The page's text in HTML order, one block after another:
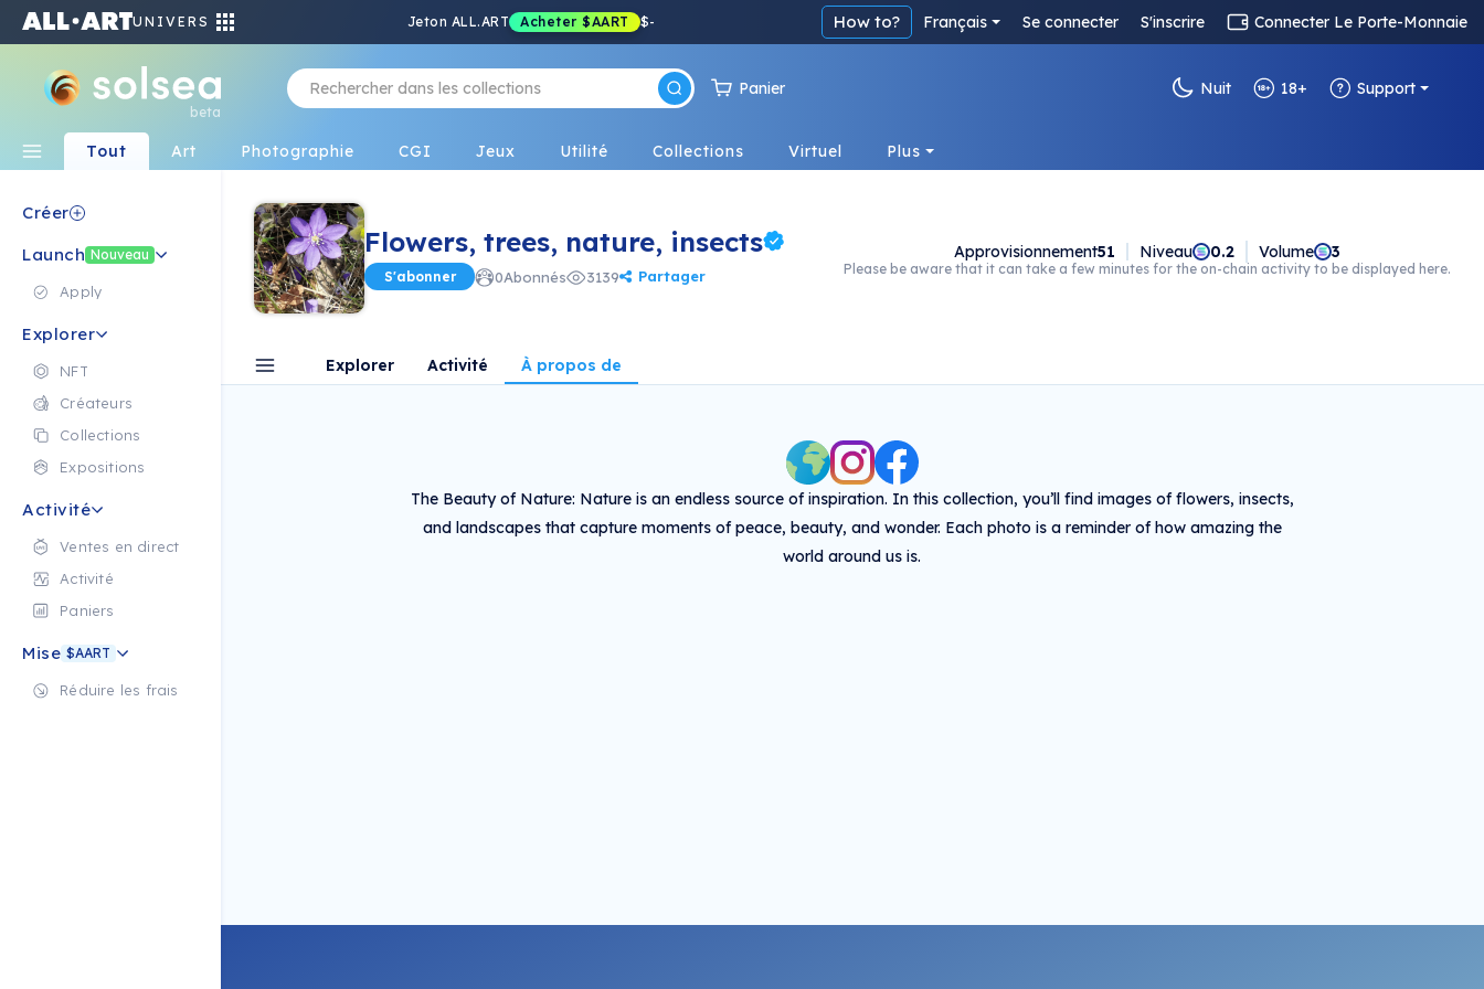
UNIVERS Jeton ALL.ART Acheter $AART $- How to? Français Se connecter S'inscrire Connecter Le Porte-Monnaie
beta
Panier Nuit 18+ Support
Tout Art Photographie CGI Jeux Utilité Collections Virtuel Plus
Créer
Launch Nouveau
Apply
Explorer
NFT
Créateurs
Collections
Expositions
Activité
Ventes en direct
Activité
Paniers
Mise $AART
Réduire les frais
Flowers, trees, nature, insects
S'abonner 0Abonnés 3139 Partager
Approvisionnement51 Niveau 0.2 Volume 3
Please be aware that it can take a few minutes for the on-chain activity to be displayed here.
Explorer Activité À propos de
The Beauty of Nature: Nature is an endless source of inspiration. In this collection, you’ll find images of flowers, insects,
and landscapes that capture moments of peace, beauty, and wonder. Each photo is a reminder of how amazing the
world around us is.